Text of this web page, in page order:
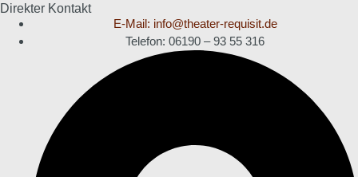
Direkter Kontakt
E-Mail: info@theater-requisit.de
Telefon: 06190 – 93 55 316